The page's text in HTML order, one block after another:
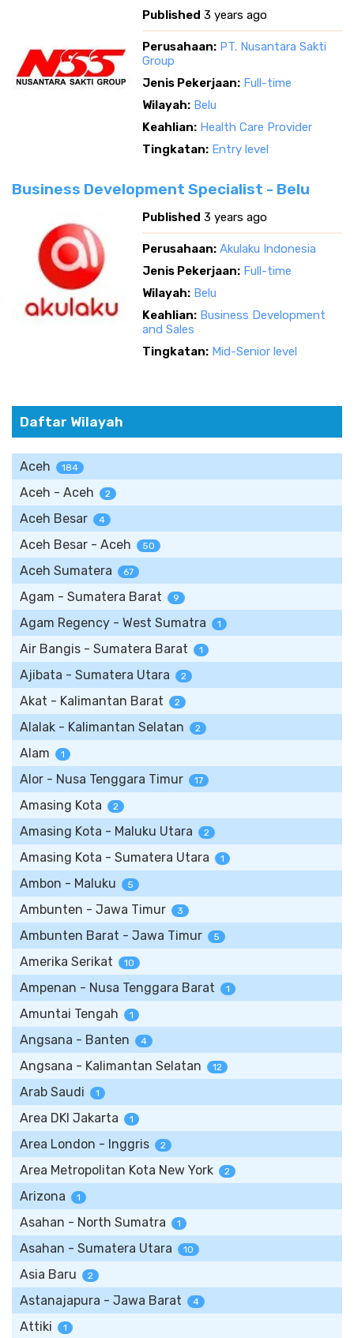
Published 3 years ago
Perusahaan: PT. Nusantara Sakti
Group
Jenis Pekerjaan: Full-time
Wilayah: Belu
Keahlian: Health Care Provider
Tingkatan: Entry level
Business Development Specialist - Belu
Published 3 years ago
Perusahaan: Akulaku Indonesia
Jenis Pekerjaan: Full-time
Wilayah: Belu
Keahlian: Business Development
and Sales
Tingkatan: Mid-Senior level
Daftar Wilayah
Aceh 184
Aceh - Aceh 2
Aceh Besar 4
Aceh Besar - Aceh 50
Aceh Sumatera 67
Agam - Sumatera Barat 9
Agam Regency - West Sumatra 1
Air Bangis - Sumatera Barat 1
Ajibata - Sumatera Utara 2
Akat - Kalimantan Barat 2
Alalak - Kalimantan Selatan 2
Alam 1
Alor - Nusa Tenggara Timur 17
Amasing Kota 2
Amasing Kota - Maluku Utara 2
Amasing Kota - Sumatera Utara 1
Ambon - Maluku 5
Ambunten - Jawa Timur 3
Ambunten Barat - Jawa Timur 5
Amerika Serikat 10
Ampenan - Nusa Tenggara Barat 1
Amuntai Tengah 1
Angsana - Banten 4
Angsana - Kalimantan Selatan 12
Arab Saudi 1
Area DKI Jakarta 1
Area London - Inggris 2
Area Metropolitan Kota New York 2
Arizona 1
Asahan - North Sumatra 1
Asahan - Sumatera Utara 10
Asia Baru 2
Astanajapura - Jawa Barat 4
Attiki 1